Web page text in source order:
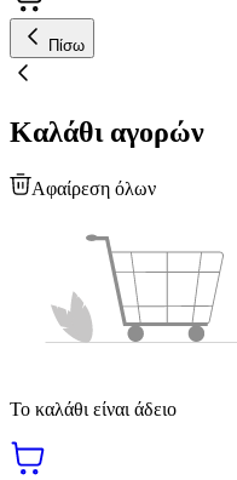
Πίσω
Καλάθι αγορών
Αφαίρεση όλων
Το καλάθι είναι άδειο